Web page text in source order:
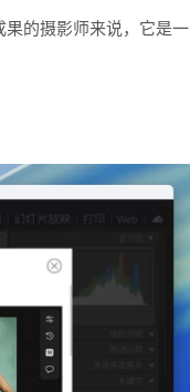
果的摄影师来说，它是一